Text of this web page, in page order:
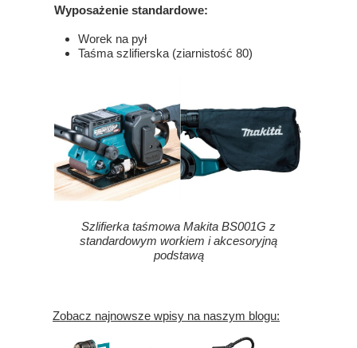
Wyposażenie standardowe:
Worek na pył
Taśma szlifierska (ziarnistość 80)
Szlifierka taśmowa Makita BS001G z
standardowym workiem i akcesoryjną
podstawą
Zobacz najnowsze wpisy na naszym blogu: